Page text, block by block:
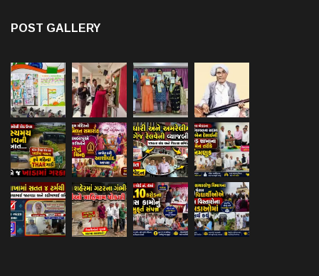
POST GALLERY